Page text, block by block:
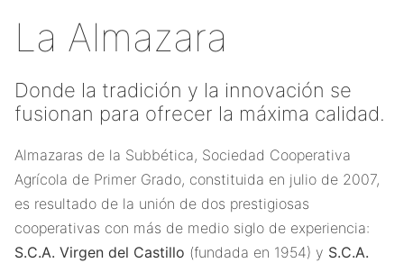
La Almazara
Donde la tradición y la innovación se
fusionan para ofrecer la máxima calidad.
Almazaras de la Subbética, Sociedad Cooperativa
Agrícola de Primer Grado, constituida en julio de 2007,
es resultado de la unión de dos prestigiosas
cooperativas con más de medio siglo de experiencia:
S.C.A. Virgen del Castillo (fundada en 1954) y S.C.A.